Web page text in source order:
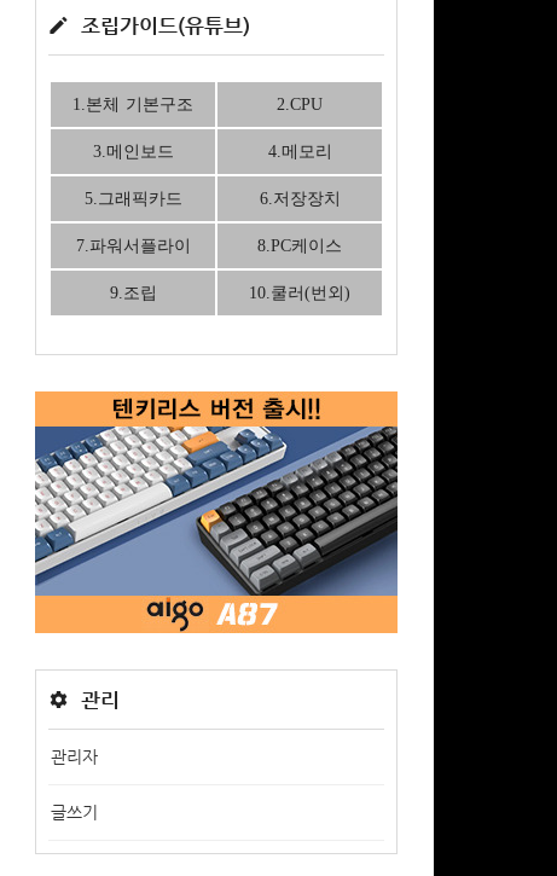
조립가이드(유튜브)
1.본체 기본구조 2.CPU
3.메인보드 4.메모리
5.그래픽카드 6.저장장치
7.파워서플라이 8.PC케이스
9.조립 10.쿨러(번외)
관리
관리자
글쓰기